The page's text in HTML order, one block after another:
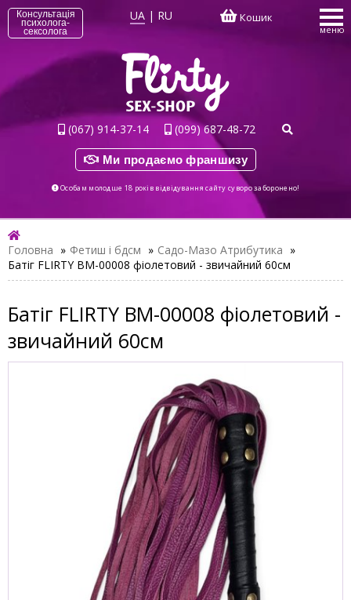
Консультація
психолога-
сексолога
UA | RU Кошик
меню
(067) 914-37-14 (099) 687-48-72
Ми продаємо франшизу
Особам молодше 18 років відвідування сайту суворо заборонено!
Головна » Фетиш і бдсм » Садо-Мазо Атрибутика »
Батіг FLIRTY BM-00008 фіолетовий - звичайний 60см
Батіг FLIRTY BM-00008 фіолетовий -
звичайний 60см